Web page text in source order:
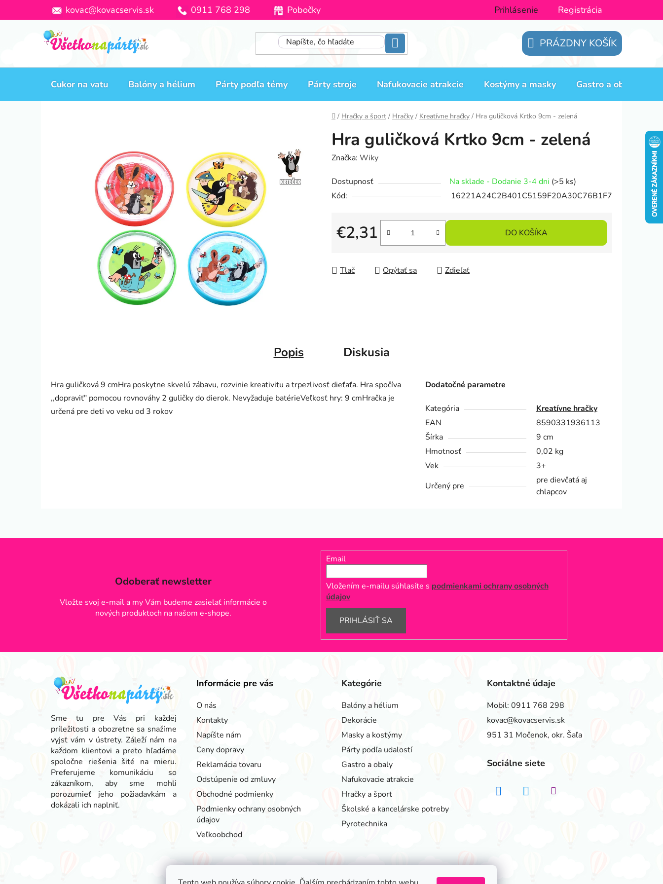
kovac@kovacservis.sk 0911 768 298 Pobočky Prihlásenie Registrácia
NÁKUPNÝ
KOŠÍK
PRÁZDNY KOŠÍK
Cukor na vatu Balóny a hélium Párty podľa témy Párty stroje Nafukovacie atrakcie Kostýmy a masky Gastro a obaly
Domov
/ Hračky a šport / Hračky / Kreatívne hračky / Hra guličková Krtko 9cm - zelená
Hra guličková Krtko 9cm - zelená
Značka: Wiky
Dostupnosť Na sklade - Dodanie 3-4 dni (>5 ks)
Kód:
16221A24C2B401C5159F20A30C76B1F7
€2,31
Jednotková cena:
DO KOŠÍKA
Tlač Opýtať sa Zdieľať
Popis Diskusia
Hra guličková 9 cmHra poskytne skvelú zábavu, rozvinie kreativitu a trpezlivosť dieťaťa. Hra spočíva
,,dopraviť" pomocou rovnováhy 2 guličky do dierok. Nevyžaduje batérieVeľkosť hry: 9 cmHračka je
určená pre deti vo veku od 3 rokov
Dodatočné parametre
Kategória
Kreatívne hračky
EAN
8590331936113
Šírka
9 cm
Hmotnosť
0,02 kg
Vek
3+
Určený pre
pre dievčatá aj
chlapcov
Odoberať newsletter
Vložte svoj e-mail a my Vám budeme zasielať informácie o
nových produktoch na našom e-shope.
Email
Vložením e-mailu súhlasíte s podmienkami ochrany osobných
údajov
PRIHLÁSIŤ SA
Sme tu pre Vás pri každej
príležitosti a obozretne sa snažíme
vyjsť vám v ústrety. Záleží nám na
každom klientovi a preto hľadáme
spoločne riešenia šité na mieru.
Preferujeme komunikáciu so
zákazníkom, aby sme mohli
porozumieť jeho požiadavkám a
dokázali ich naplniť.
Informácie pre vás
O nás
Kontakty
Napíšte nám
Ceny dopravy
Reklamácia tovaru
Odstúpenie od zmluvy
Obchodné podmienky
Podmienky ochrany osobných
údajov
Veľkoobchod
Kategórie
Balóny a hélium
Dekorácie
Masky a kostýmy
Párty podľa udalostí
Gastro a obaly
Nafukovacie atrakcie
Hračky a šport
Školské a kancelárske potreby
Pyrotechnika
Kontaktné údaje
Mobil: 0911 768 298
kovac@kovacservis.sk
951 31 Močenok, okr. Šaľa
Sociálne siete